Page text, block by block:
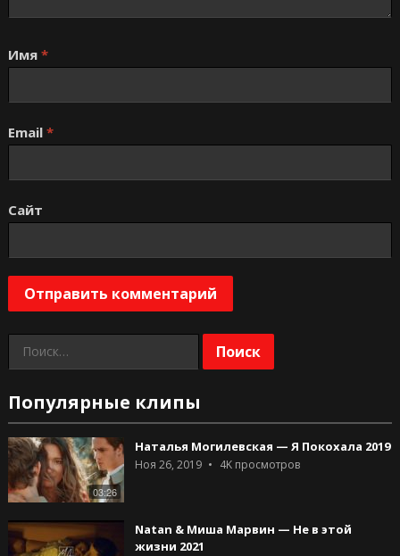
Имя *
Email *
Сайт
Найти:
Популярные клипы
03:26
Наталья Могилевская — Я Покохала 2019
Ноя 26, 2019 4Kпросмотров
Natan & Миша Марвин — Не в этой
жизни 2021